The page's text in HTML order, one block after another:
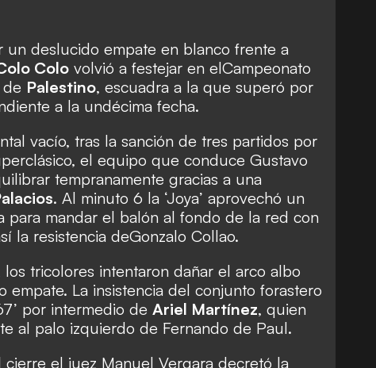
un deslucido empate en blanco frente a
Colo volvió a festejar en elCampeonato
Palestino, escuadra a la que superó por
a la undécima fecha.
vacío, tras la sanción de tres partidos por
el equipo que conduce Gustavo
tempranamente gracias a una
. Al minuto 6 la ‘Joya’ aprovechó un
para mandar el balón al fondo de la red con
la resistencia deGonzalo Collao.
tricolores intentaron dañar el arco albo
empate. La insistencia del conjunto forastero
por intermedio de Ariel Martínez, quien
al palo izquierdo de Fernando de Paul.
cierre el juez Manuel Vergara decretó la